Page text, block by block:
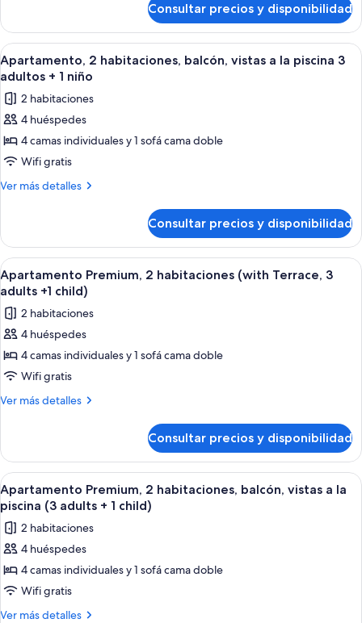
(3
adults
+
1
child)
clásico,
habitaciones,
balcón
adults
+
child)
Consultar precios y disponibilidad
Abrir
todas
las
fotos
de
Apartamento,
2
habitaciones,
a
la
piscina
3
adultos
+
1
niño
Habitación de hotel moderna con
14
Apartamento, 2 habitaciones, balcón, vistas a la piscina 3
adultos + 1 niño
2 habitaciones
4 huéspedes
4 camas individuales y 1 sofá cama doble
Wifi gratis
Ver más detalles
Más
2
habitaciones,
balcón,
vistas
la
piscina
adultos
+
niño
Consultar precios y disponibilidad
Abrir
todas
las
fotos
de
Apartamento
Premium,
2
Terrace,
3
adults
+1
child)
Caja fuerte, cortinas opacas, wifi
7
Apartamento Premium, 2 habitaciones (with Terrace, 3
adults +1 child)
2 habitaciones
4 huéspedes
4 camas individuales y 1 sofá cama doble
Wifi gratis
Ver más detalles
Más
Premium,
habitaciones
(with
Terrace,
3
adults
child)
Consultar precios y disponibilidad
Abrir
todas
las
fotos
de
Apartamento
Premium,
2
Habitación de hotel moderna con
7
Apartamento Premium, 2 habitaciones, balcón, vistas a la
piscina (3 adults + 1 child)
2 habitaciones
4 huéspedes
4 camas individuales y 1 sofá cama doble
Wifi gratis
Ver más detalles
Más